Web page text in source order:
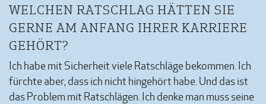
WELCHEN RATSCHLAG HÄTTEN SIE
GERNE AM ANFANG IHRER KARRIERE
GEHÖRT?
Ich habe mit Sicherheit viele Ratschläge bekommen. Ich
fürchte aber, dass ich nicht hingehört habe. Und das ist
das Problem mit Ratschlägen. Ich denke man muss seine